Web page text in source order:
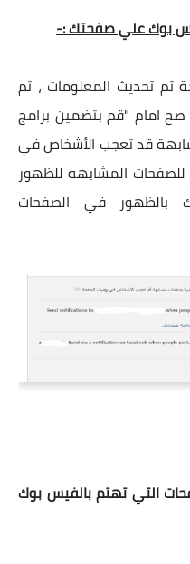
بوك علي صفحتك :-
ثم تحديث المعلومات ، ثم
صح امام "قم بتضمين ‏برامج
قد تعجب الأشخاص في
المشابهه للظهور
في الصفحات
التي تهتم بالفيس بوك